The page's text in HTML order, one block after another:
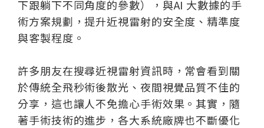
下跟躺下不同角度的參數），與AI 大數據的手
術方案規劃，提升近視雷射的安全度、精準度
與客製程度。
許多朋友在搜尋近視雷射資訊時，常會看到關
於傳統全飛秒術後散光、夜間視覺品質不佳的
分享，這也讓人不免擔心手術效果。其實，隨
著手術技術的進步，各大系統廠牌也不斷優化